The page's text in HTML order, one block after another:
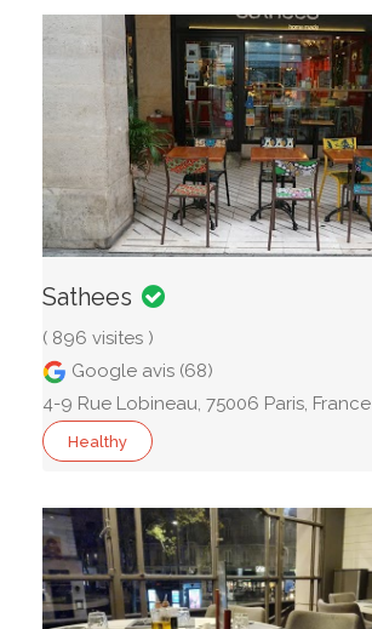
Sathees
( 896 visites )
Google avis (68)
4-9 Rue Lobineau, 75006 Paris, France
Healthy